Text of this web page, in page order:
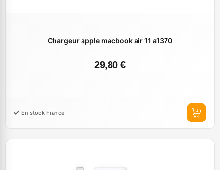
Chargeur apple macbook air 11 a1370
29,80 €
En stock France